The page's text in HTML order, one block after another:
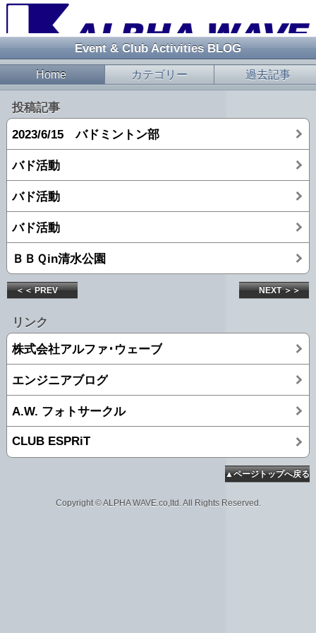
Event & Club Activities BLOG
Home カテゴリー 過去記事
投稿記事
2023/6/15 バドミントン部
バド活動
バド活動
バド活動
ＢＢＱin清水公園
＜＜ PREV NEXT ＞＞
リンク
株式会社アルファ･ウェーブ
エンジニアブログ
A.W. フォトサークル
CLUB ESPRiT
▲ページトップへ戻る
Copyright © ALPHA WAVE.co,ltd. All Rights Reserved.